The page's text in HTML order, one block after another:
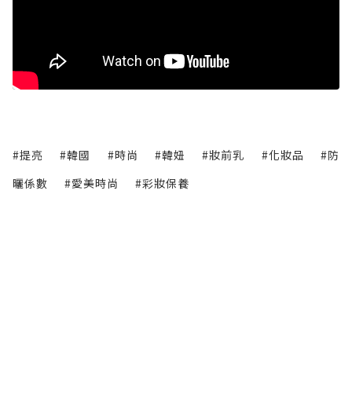
#提亮 #韓國 #時尚 #韓妞 #妝前乳 #化妝品
#防
曬係數
#愛美時尚 #彩妝保養